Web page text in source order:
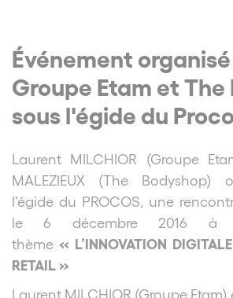
Événement
Groupe Etam et The
sous l'égide du
Laurent MILCHIOR (Groupe
MALEZIEUX (The Bodyshop)
l’égide du PROCOS, une
le 6 décembre 2016 à
thème « L’INNOVATION
RETAIL »
Laurent MILCHIOR (Groupe Etam)